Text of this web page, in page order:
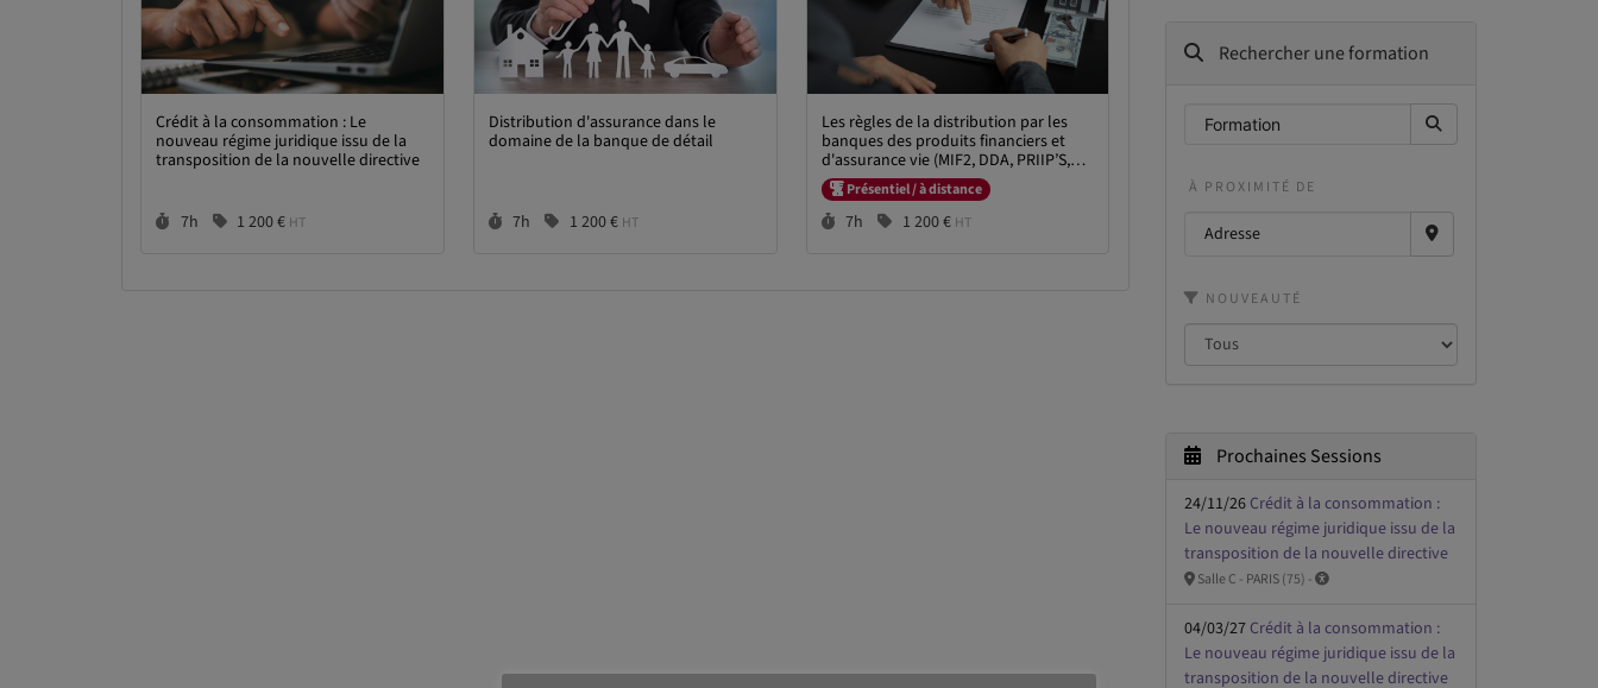
Crédit à la consommation : Le
nouveau régime juridique issu de la
transposition de la nouvelle directive
Durée :
7h Prix :
1 200 € HT
Distribution d'assurance dans le
domaine de la banque de détail
Durée :
7h Prix :
1 200 € HT
Les règles de la distribution par les
banques des produits financiers et
d'assurance vie (MIF2, DDA, PRIIP’S,
SFDR, TAXONOMIE, PAI)
Présentiel / à distance
Durée :
7h Prix :
1 200 € HT
Rechercher une formation
À PROXIMITÉ DE
NOUVEAUTÉ
Prochaines Sessions
24/11/26 Crédit à la consommation :
Le nouveau régime juridique issu de la
transposition de la nouvelle directive
Salle C - PARIS (75) -
04/03/27 Crédit à la consommation :
Le nouveau régime juridique issu de la
transposition de la nouvelle directive